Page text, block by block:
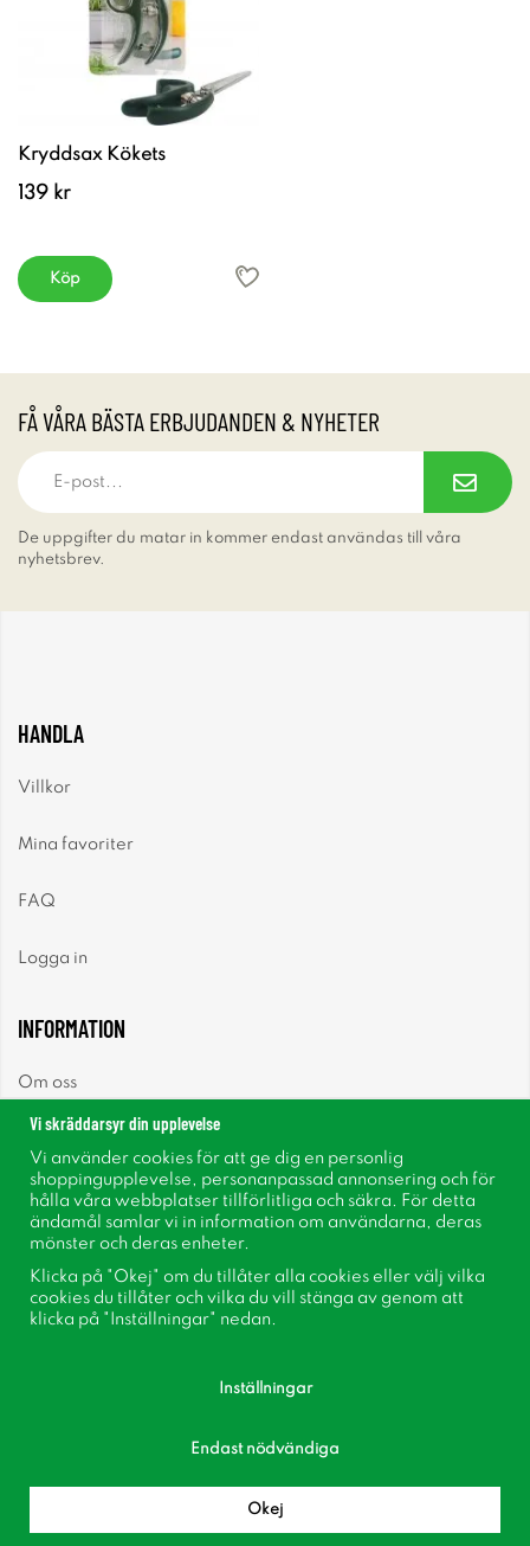
Kryddsax Kökets
139 kr
Köp
FÅ VÅRA BÄSTA ERBJUDANDEN & NYHETER
De uppgifter du matar in kommer endast användas till våra
nyhetsbrev.
HANDLA
Villkor
Mina favoriter
FAQ
Logga in
INFORMATION
Om oss
Nyhetsbrev
Om cookies
Inspiration
Bli medlem i vår kundklubb!
Vi skräddarsyr din upplevelse
Vi använder cookies för att ge dig en personlig
shoppingupplevelse, personanpassad annonsering och för
hålla våra webbplatser tillförlitliga och säkra. För detta
ändamål samlar vi in information om användarna, deras
mönster och deras enheter.
Klicka på "Okej" om du tillåter alla cookies eller välj vilka
cookies du tillåter och vilka du vill stänga av genom att
klicka på "Inställningar" nedan.
Inställningar
Endast nödvändiga
Okej